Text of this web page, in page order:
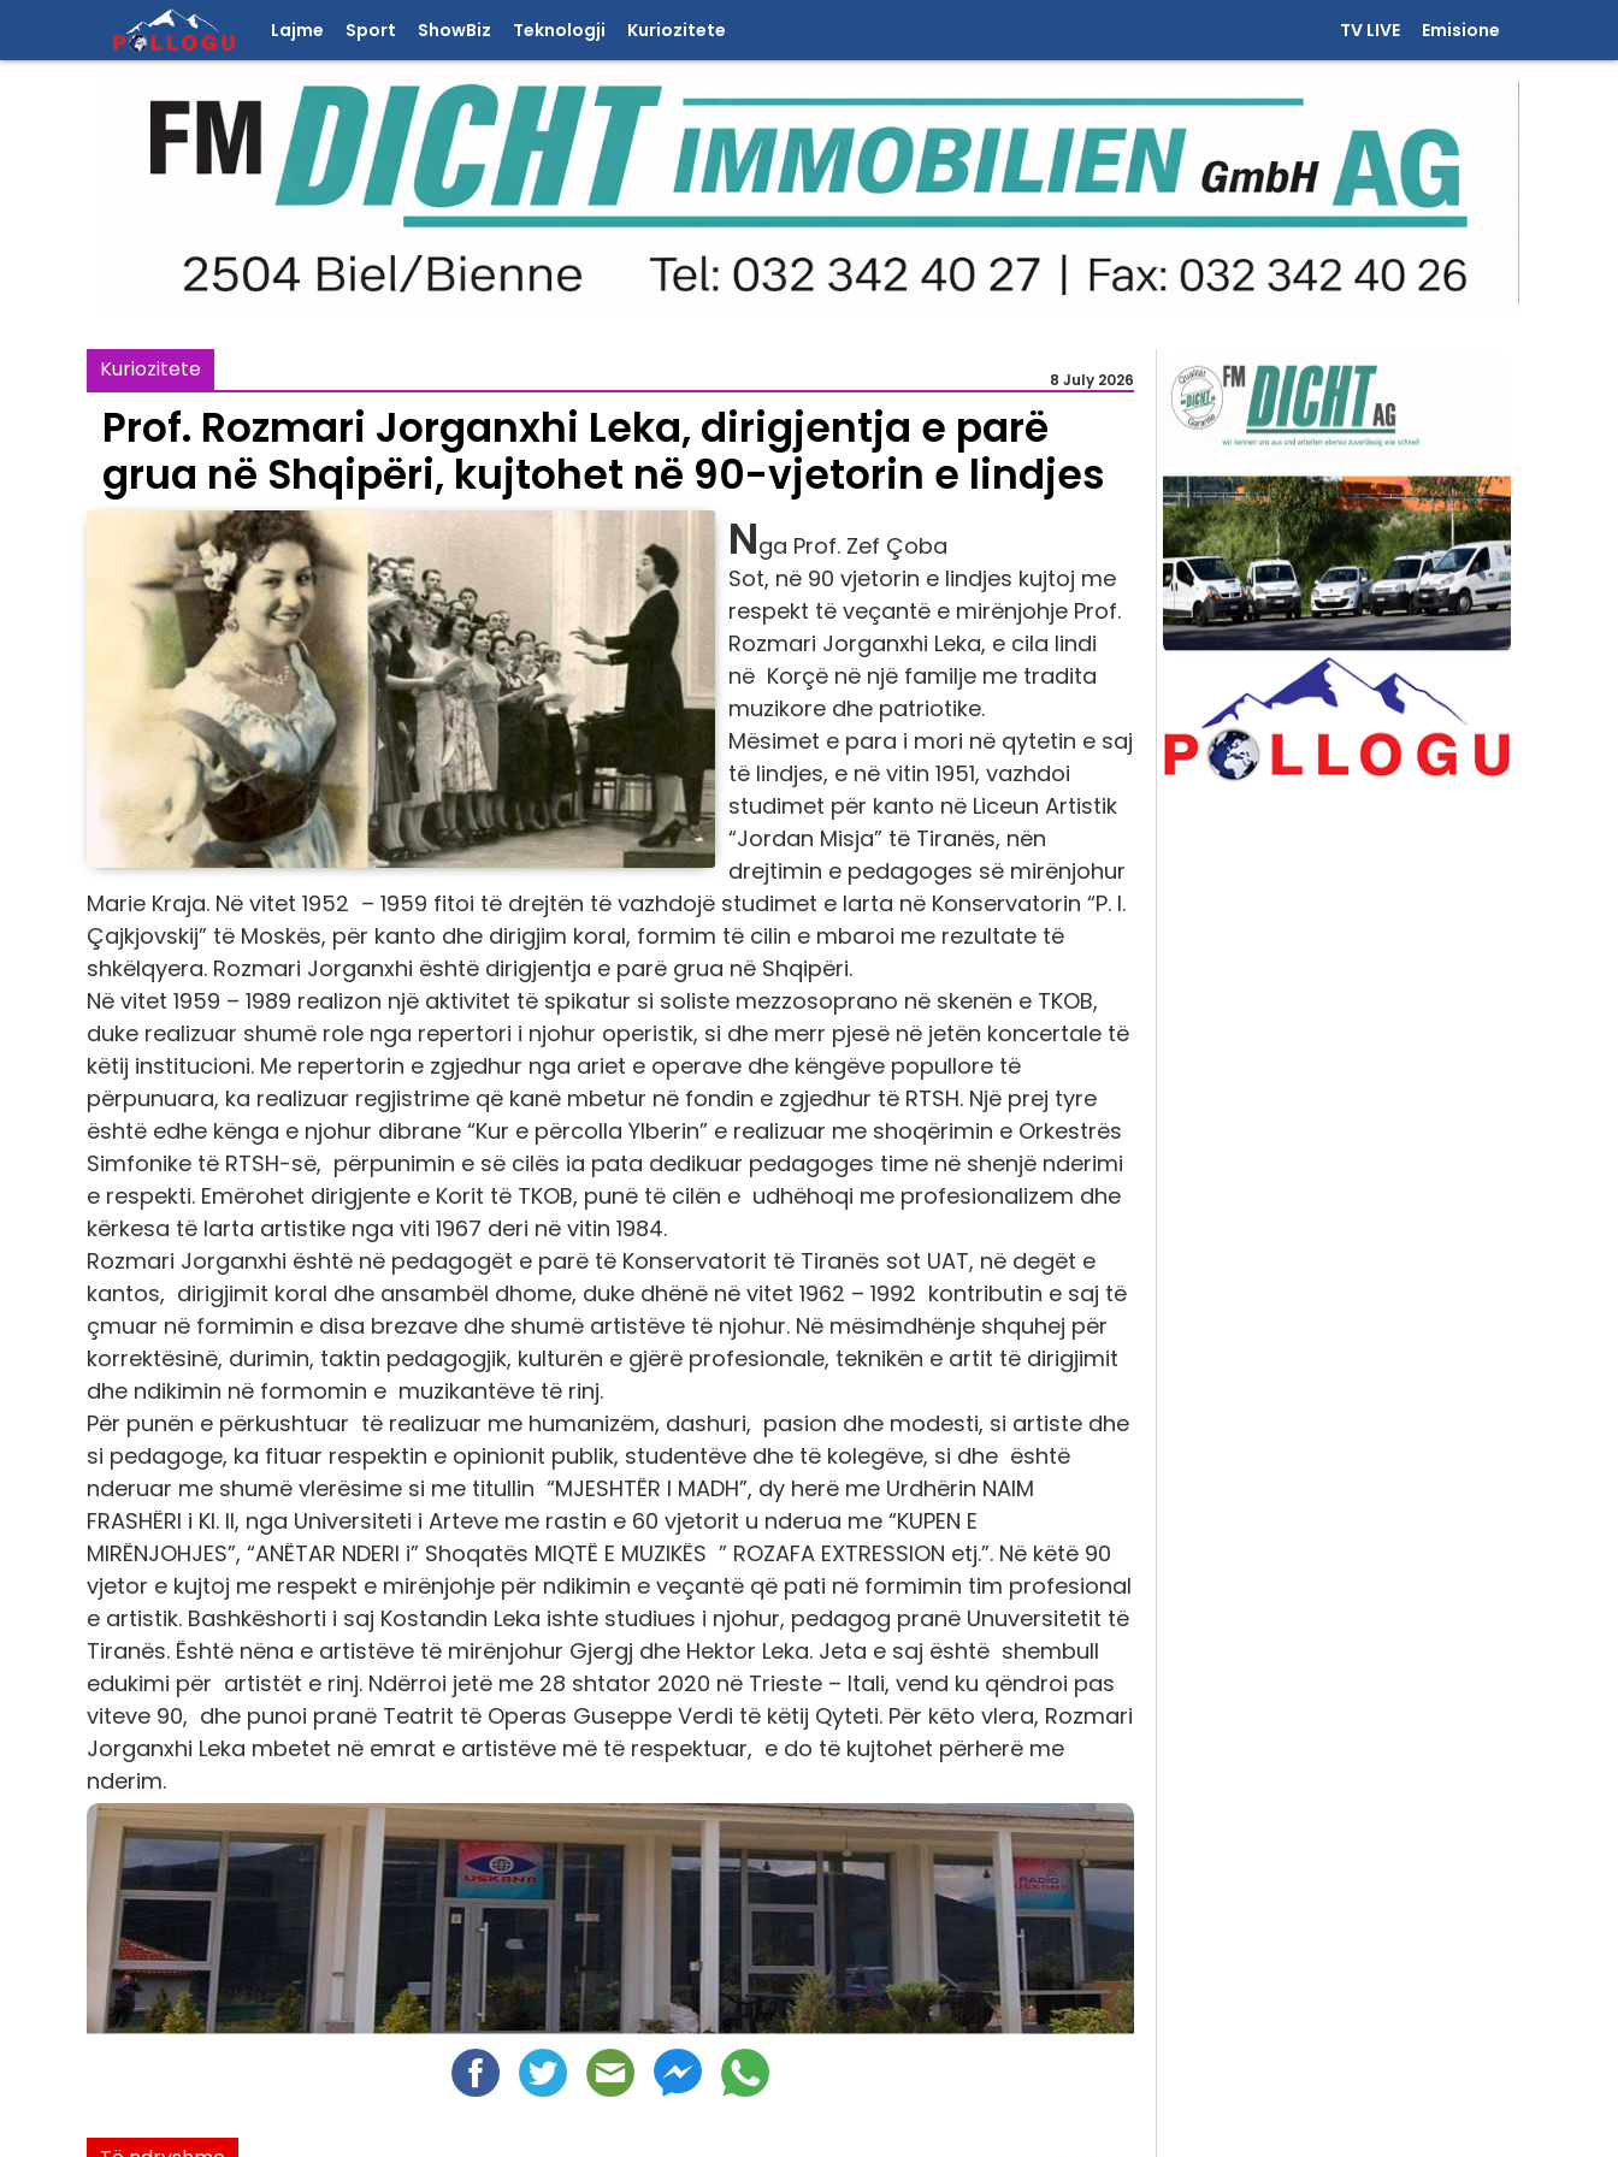
Lajme Sport ShowBiz Teknologji Kuriozitete TV LIVE Emisione
Kuriozitete 8 July 2026
Prof. Rozmari Jorganxhi Leka, dirigjentja e parë
grua në Shqipëri, kujtohet në 90-vjetorin e lindjes
Nga Prof. Zef Çoba
Sot, në 90 vjetorin e lindjes kujtoj me
respekt të veçantë e mirënjohje Prof.
Rozmari Jorganxhi Leka, e cila lindi
në Korçë në një familje me tradita
muzikore dhe patriotike.
Mësimet e para i mori në qytetin e saj
të lindjes, e në vitin 1951, vazhdoi
studimet për kanto në Liceun Artistik
“Jordan Misja” të Tiranës, nën
drejtimin e pedagoges së mirënjohur
Marie Kraja. Në vitet 1952 – 1959 fitoi të drejtën të vazhdojë studimet e larta në Konservatorin “P. I.
Çajkjovskij” të Moskës, për kanto dhe dirigjim koral, formim të cilin e mbaroi me rezultate të
shkëlqyera. Rozmari Jorganxhi është dirigjentja e parë grua në Shqipëri.
Në vitet 1959 – 1989 realizon një aktivitet të spikatur si soliste mezzosoprano në skenën e TKOB,
duke realizuar shumë role nga repertori i njohur operistik, si dhe merr pjesë në jetën koncertale të
këtij institucioni. Me repertorin e zgjedhur nga ariet e operave dhe këngëve popullore të
përpunuara, ka realizuar regjistrime që kanë mbetur në fondin e zgjedhur të RTSH. Një prej tyre
është edhe kënga e njohur dibrane “Kur e përcolla Ylberin” e realizuar me shoqërimin e Orkestrës
Simfonike të RTSH-së, përpunimin e së cilës ia pata dedikuar pedagoges time në shenjë nderimi
e respekti. Emërohet dirigjente e Korit të TKOB, punë të cilën e udhëhoqi me profesionalizem dhe
kërkesa të larta artistike nga viti 1967 deri në vitin 1984.
Rozmari Jorganxhi është në pedagogët e parë të Konservatorit të Tiranës sot UAT, në degët e
kantos, dirigjimit koral dhe ansambël dhome, duke dhënë në vitet 1962 – 1992 kontributin e saj të
çmuar në formimin e disa brezave dhe shumë artistëve të njohur. Në mësimdhënje shquhej për
korrektësinë, durimin, taktin pedagogjik, kulturën e gjërë profesionale, teknikën e artit të dirigjimit
dhe ndikimin në formomin e muzikantëve të rinj.
Për punën e përkushtuar të realizuar me humanizëm, dashuri, pasion dhe modesti, si artiste dhe
si pedagoge, ka fituar respektin e opinionit publik, studentëve dhe të kolegëve, si dhe është
nderuar me shumë vlerësime si me titullin “MJESHTËR I MADH”, dy herë me Urdhërin NAIM
FRASHËRI i Kl. II, nga Universiteti i Arteve me rastin e 60 vjetorit u nderua me “KUPEN E
MIRËNJOHJES”, “ANËTAR NDERI i” Shoqatës MIQTË E MUZIKËS ” ROZAFA EXTRESSION etj.”. Në këtë 90
vjetor e kujtoj me respekt e mirënjohje për ndikimin e veçantë që pati në formimin tim profesional
e artistik. Bashkëshorti i saj Kostandin Leka ishte studiues i njohur, pedagog pranë Unuversitetit të
Tiranës. Është nëna e artistëve të mirënjohur Gjergj dhe Hektor Leka. Jeta e saj është shembull
edukimi për artistët e rinj. Ndërroi jetë me 28 shtator 2020 në Trieste – Itali, vend ku qëndroi pas
viteve 90, dhe punoi pranë Teatrit të Operas Guseppe Verdi të këtij Qyteti. Për këto vlera, Rozmari
Jorganxhi Leka mbetet në emrat e artistëve më të respektuar, e do të kujtohet përherë me
nderim.